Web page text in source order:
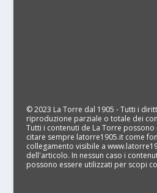
© 2023 La Torre dal 1905 - Tutti i
riproduzione parziale o totale dei
Tutti i contenuti de La Torre
citare sempre latorre1905.it come
collegamento visibile a
dell'articolo. In nessun caso i
possono essere utilizzati per scopi